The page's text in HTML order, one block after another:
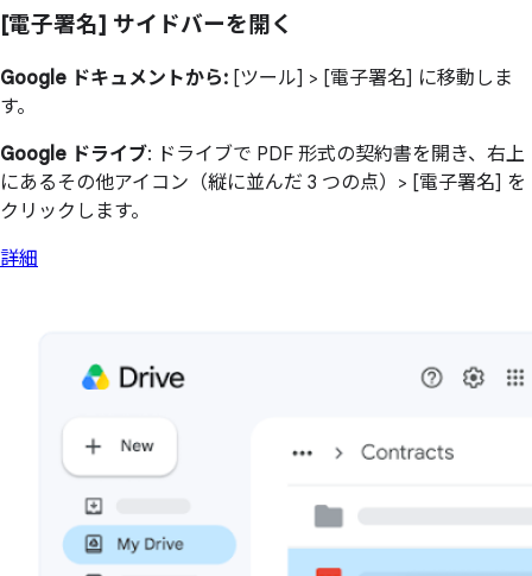
[電子署名] サイドバーを開く
Google ドキュメントから: [ツール] > [電子署名] に移動しま
す。
Google ドライブ: ドライブで PDF 形式の契約書を開き、右上
にあるその他アイコン（縦に並んだ 3 つの点）> [電子署名] を
クリックします。
詳細